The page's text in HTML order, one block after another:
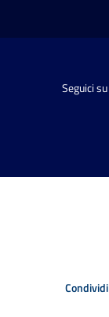
Seguici su
Condividi